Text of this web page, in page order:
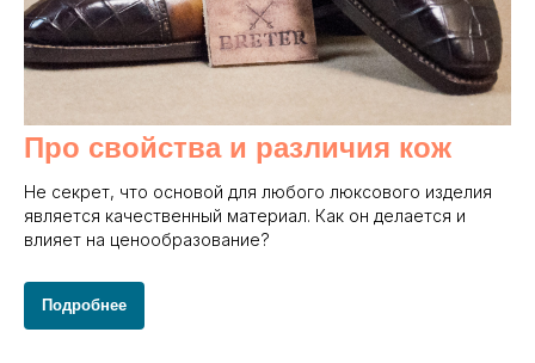
Про свойства и различия кож
Не секрет, что основой для любого люксового изделия
является качественный материал. Как он делается и
влияет на ценообразование?
Подробнее